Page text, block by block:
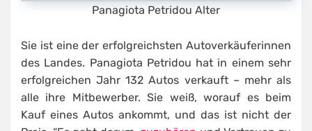
Panagiota Petridou Alter
Sie ist eine der erfolgreichsten Autoverkäuferinnen
des Landes. Panagiota Petridou hat in einem sehr
erfolgreichen Jahr 132 Autos verkauft – mehr als
alle ihre Mitbewerber. Sie weiß, worauf es beim
Kauf eines Autos ankommt, und das ist nicht der